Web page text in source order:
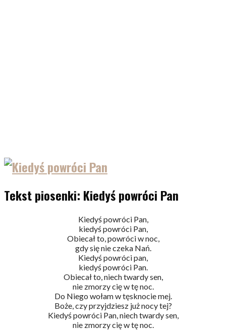
Tekst piosenki: Kiedyś powróci Pan
Kiedyś powróci Pan,
kiedyś powróci Pan,
Obiecał to, powróci w noc,
gdy się nie czeka Nań.
Kiedyś powróci pan,
kiedyś powróci Pan.
Obiecał to, niech twardy sen,
nie zmorzy cię w tę noc.
Do Niego wołam w tęsknocie mej.
Boże, czy przyjdziesz już nocy tej?
Kiedyś powróci Pan, niech twardy sen,
nie zmorzy cię w tę noc.